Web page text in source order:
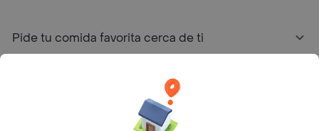
Pide tu comida favorita cerca de ti